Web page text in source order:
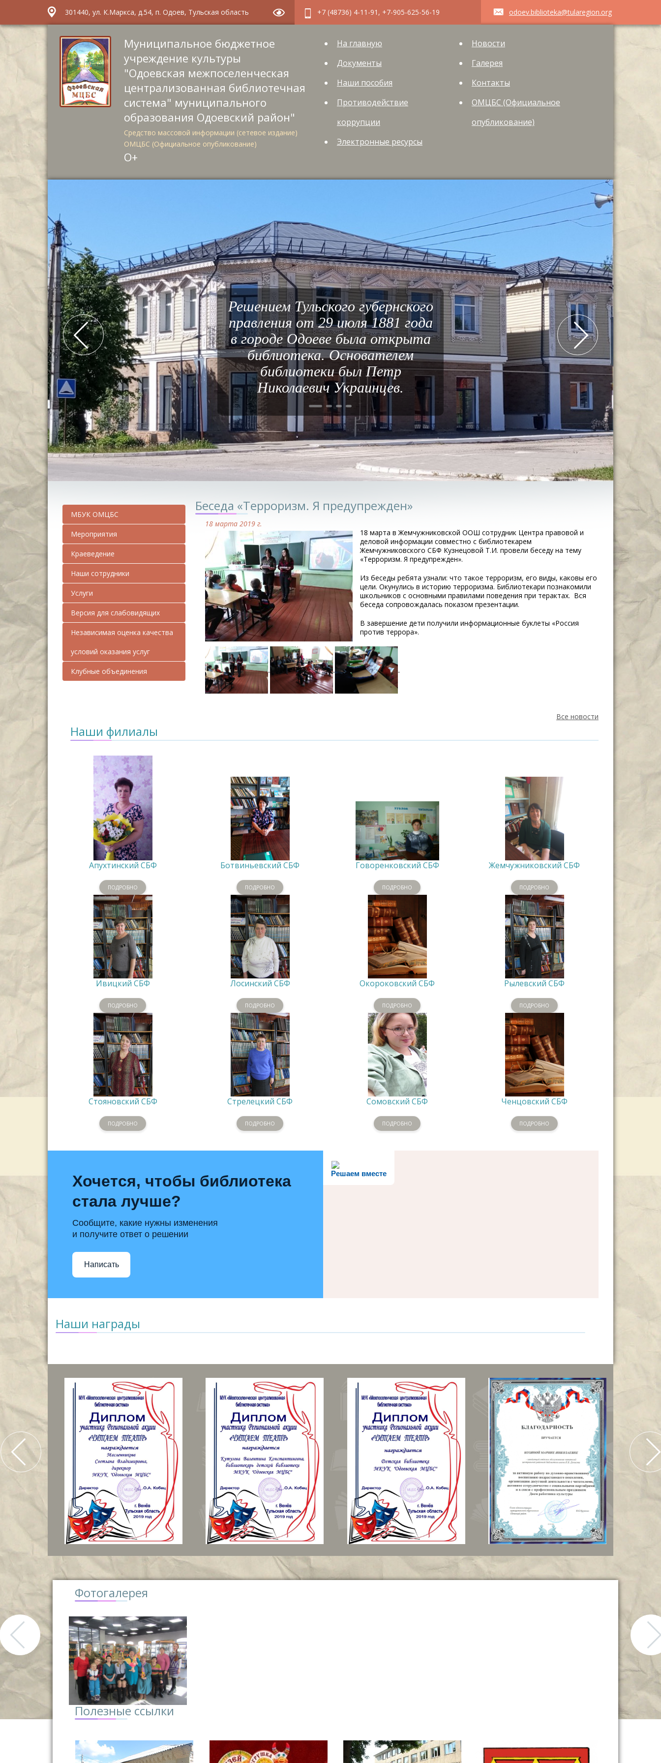
301440, ул. К.Маркса, д.54, п. Одоев, Тульская область +7 (48736) 4-11-91, +7-905-625-56-19 odoev.biblioteka@tularegion.org
Муниципальное бюджетное
учреждение культуры
"Одоевская межпоселенческая
централизованная библиотечная
система" муниципального
образования Одоевский район"
Средство массовой информации (сетевое издание)
ОМЦБС (Официальное опубликование)
О+
На главную
Документы
Наши пособия
Противодействие
коррупции
Электронные ресурсы
Новости
Галерея
Контакты
ОМЦБС (Официальное
опубликование)
Решением Тульского губернского
правления от 29 июля 1881 года
в городе Одоеве была открыта
библиотека. Основателем
библиотеки был Петр
Николаевич Украинцев.
МБУК ОМЦБС
Мероприятия
Краеведение
Наши сотрудники
Услуги
Версия для слабовидящих
Независимая оценка качества
условий оказания услуг
Клубные объединения
Беседа «Терроризм. Я предупрежден»
18 марта 2019 г.
18 марта в Жемчужниковской ООШ сотрудник Центра правовой и
деловой информации совместно с библиотекарем
Жемчужниковского СБФ Кузнецовой Т.И. провели беседу на тему
«Терроризм. Я предупрежден».
Из беседы ребята узнали: что такое терроризм, его виды, каковы его
цели. Окунулись в историю терроризма. Библиотекари познакомили
школьников с основными правилами поведения при терактах. Вся
беседа сопровождалась показом презентации.
В завершение дети получили информационные буклеты «Россия
против террора».
Все новости
Наши филиалы
Апухтинский СБФ
ПОДРОБНО
Ботвиньевский СБФ
ПОДРОБНО
Говоренковский СБФ
ПОДРОБНО
Жемчужниковский СБФ
ПОДРОБНО
Ивицкий СБФ
ПОДРОБНО
Лосинский СБФ
ПОДРОБНО
Окороковский СБФ
ПОДРОБНО
Рылевский СБФ
ПОДРОБНО
Стояновский СБФ
ПОДРОБНО
Стрелецкий СБФ
ПОДРОБНО
Сомовский СБФ
ПОДРОБНО
Ченцовский СБФ
ПОДРОБНО
Решаем вместе
Хочется, чтобы библиотека
стала лучше?
Сообщите, какие нужны изменения
и получите ответ о решении
Написать
Наши награды
Фотогалерея
Полезные ссылки